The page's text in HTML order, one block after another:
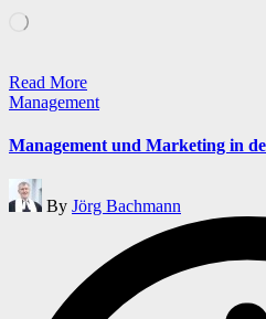
Wird
Read More
Posted
Management
Management und Marketing in
Posted
by
By Jörg Bachmann